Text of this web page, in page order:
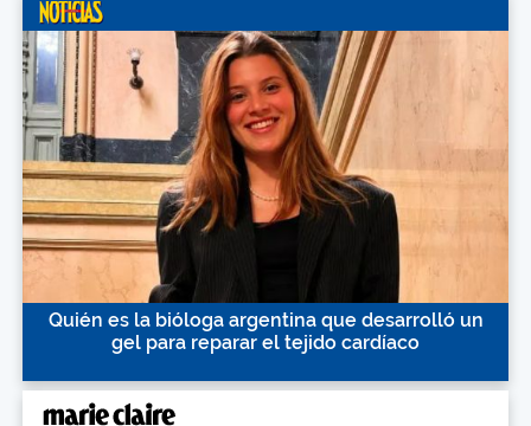
Quién es la bióloga argentina que desarrolló un
gel para reparar el tejido cardíaco